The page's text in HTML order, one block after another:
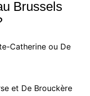
Brussels
Catherine ou De
et De Brouckère